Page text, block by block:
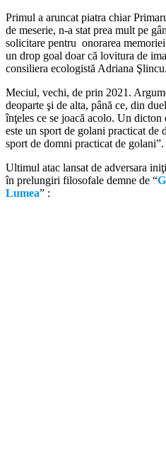
Primul a aruncat piatra chiar
de meserie, n-a stat prea mult pe
solicitare pentru onorarea
un drop goal doar că lovitura de
consiliera ecologistă Adriana Şlincu.
Meciul, vechi, de prin 2021.
deoparte şi de alta, până ce, din
înţeles ce se joacă acolo. Un
este un sport de golani practicat de
sport de domni practicat de golani”.
Ultimul atac lansat de adversara
în prelungiri filosofale demne de “
Lumea” :